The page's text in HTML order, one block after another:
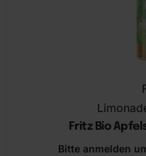
Fritz Bio
Bitte anmelden